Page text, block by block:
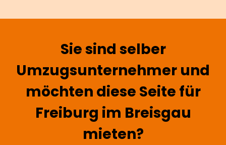
Sie sind selber
Umzugsunternehmer und
möchten diese Seite für
Freiburg im Breisgau
mieten?